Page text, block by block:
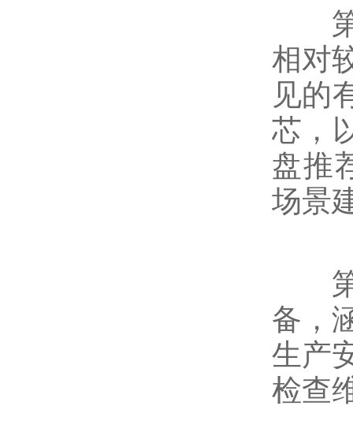
第
相对
见的
芯，
盘推
场景
第
备，
生产
检查